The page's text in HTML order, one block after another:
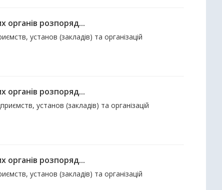
органів розпоряд...
установ (закладів) та організацій
органів розпоряд...
установ (закладів) та організацій
органів розпоряд...
установ (закладів) та організацій